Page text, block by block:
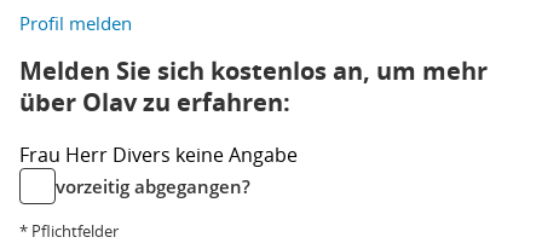
Profil melden
Melden Sie sich kostenlos an, um mehr
über Olav zu erfahren:
Frau Herr Divers keine Angabe
vorzeitig abgegangen?
* Pflichtfelder